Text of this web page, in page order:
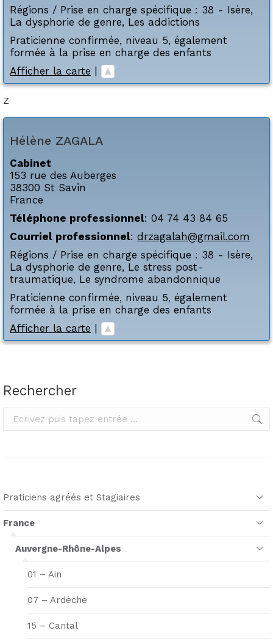
Régions / Prise en charge spécifique : 38 - Isère,
La dysphorie de genre, Les addictions
Praticienne confirmée, niveau 5, également
formée à la prise en charge des enfants
Afficher la carte |
Z
Hélène ZAGALA
Cabinet
153 rue des Auberges
38300 St Savin
France
Téléphone professionnel: 04 74 43 84 65
Courriel professionnel: drzagalah@gmail.com
Régions / Prise en charge spécifique : 38 - Isère,
La dysphorie de genre, Le stress post-
traumatique, Le syndrome abandonnique
Praticienne confirmée, niveau 5, également
formée à la prise en charge des enfants
Afficher la carte
Rechercher
Rechercher
Praticiens agréés et Stagiaires
France
Auvergne-Rhône-Alpes
01 – Ain
07 – Ardèche
15 – Cantal